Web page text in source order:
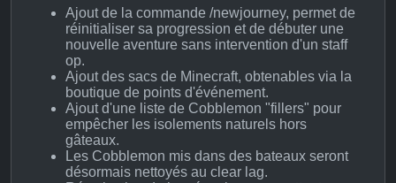
Ajout de la commande /newjourney, permet de
réinitialiser sa progression et de débuter une
nouvelle aventure sans intervention d'un staff
op.
Ajout des sacs de Minecraft, obtenables via la
boutique de points d'événement.
Ajout d'une liste de Cobblemon "fillers" pour
empêcher les isolements naturels hors
gâteaux.
Les Cobblemon mis dans des bateaux seront
désormais nettoyés au clear lag.